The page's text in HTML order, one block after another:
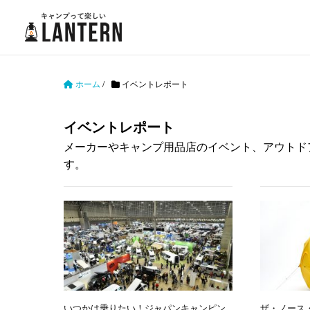
ホーム / イベントレポート
イベントレポート
メーカーやキャンプ用品店のイベント、アウト
す。